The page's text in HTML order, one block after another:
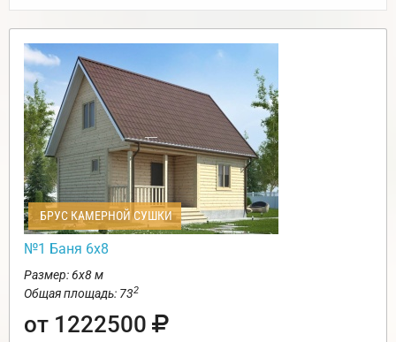
БРУС КАМЕРНОЙ СУШКИ
№1 Баня 6х8
Размер: 6х8 м
Общая площадь: 732
от 1222500